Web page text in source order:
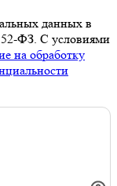
данных в
ФЗ. С условиями
на обработку